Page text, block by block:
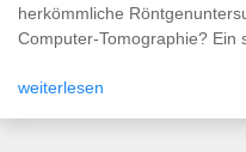
herkömmliche
Computer-Tomographie? Ein
weiterlesen